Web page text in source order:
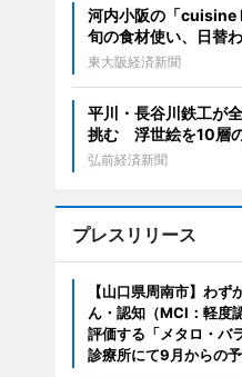
河内小阪の「
旬の食材使い、日替
東大阪経済新聞
平川・長谷川鉄工が
挑む 浮世絵を10層
弘前経済新聞
プレスリリース
【山口県周南市】わ
ん・認知（MCI：軽度
評価する「メタロ・バ
診療所にて9月からの